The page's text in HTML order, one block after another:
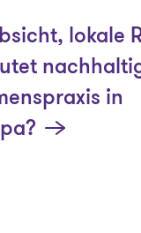
lokale
in